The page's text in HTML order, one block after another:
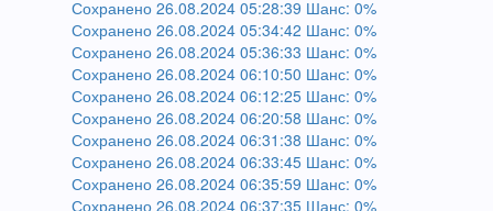
Сохранено 26.08.2024 05:28:39 Шанс: 0%
Сохранено 26.08.2024 05:34:42 Шанс: 0%
Сохранено 26.08.2024 05:36:33 Шанс: 0%
Сохранено 26.08.2024 06:10:50 Шанс: 0%
Сохранено 26.08.2024 06:12:25 Шанс: 0%
Сохранено 26.08.2024 06:20:58 Шанс: 0%
Сохранено 26.08.2024 06:31:38 Шанс: 0%
Сохранено 26.08.2024 06:33:45 Шанс: 0%
Сохранено 26.08.2024 06:35:59 Шанс: 0%
Сохранено 26.08.2024 06:37:35 Шанс: 0%